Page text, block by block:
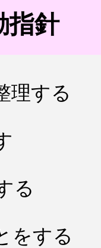
指針
理する
る
をする